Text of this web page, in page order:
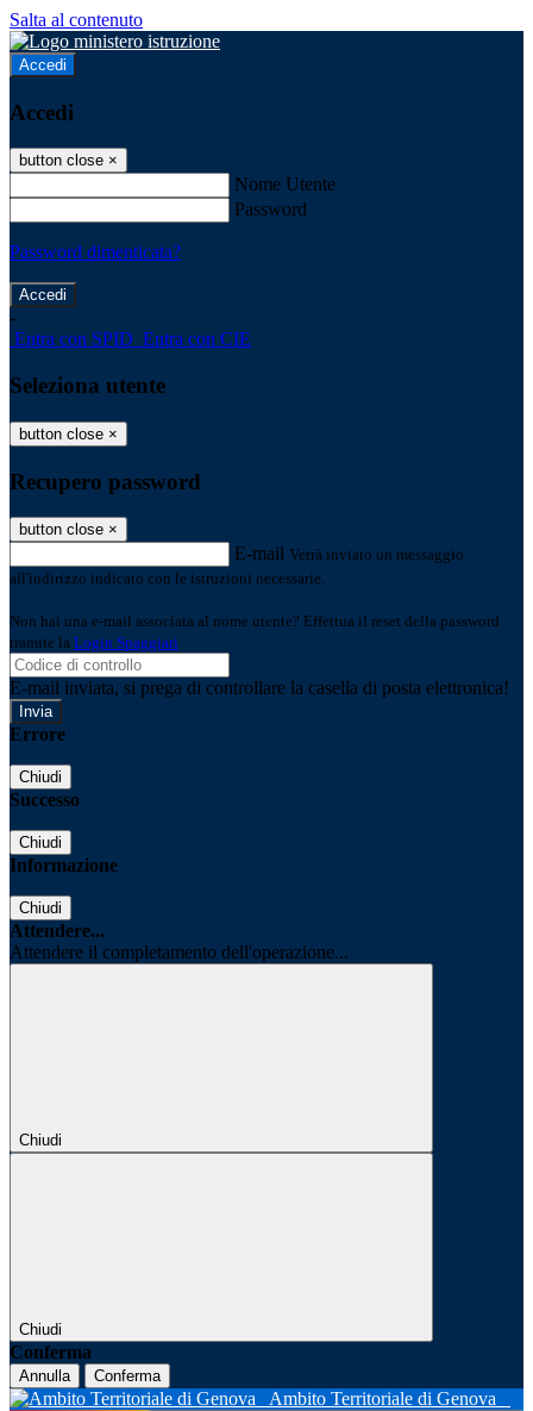
Salta al contenuto
Accedi
Accedi
button close ×
Nome Utente
Password
Password dimenticata?
-
Entra con SPID Entra con CIE
Seleziona utente
button close ×
Recupero password
button close ×
E-mail Verrà inviato un messaggio
all'indirizzo indicato con le istruzioni necessarie.
Non hai una e-mail associata al nome utente? Effettua il reset della password
tramite la Login Spaggiari
E-mail inviata, si prega di controllare la casella di posta elettronica!
Errore
Chiudi
Successo
Chiudi
Informazione
Chiudi
Attendere...
Attendere il completamento dell'operazione...
Chiudi
Chiudi
Conferma
Annulla Conferma
Ambito Territoriale di Genova